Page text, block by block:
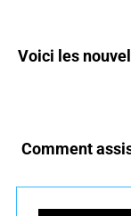
Voici les
Comment